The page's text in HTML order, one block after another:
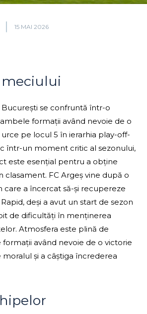
15 MAI 2026
București se confruntă într-o
formații având nevoie de o
pe locul 5 în ierarhia play-off-
într-un moment critic al sezonului,
este esențial pentru a obține
clasament. FC Argeș vine după o
care a încercat să-și recupereze
deși a avut un start de sezon
de dificultăți în menținerea
Atmosfera este plină de
având nevoie de o victorie
și a câștiga încrederea